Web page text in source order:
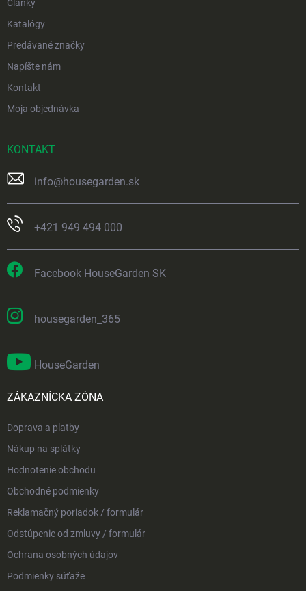
Články
Katalógy
Predávané značky
Napíšte nám
Kontakt
Moja objednávka
KONTAKT
info@housegarden.sk
+421 949 494 000
Facebook HouseGarden SK
housegarden_365
HouseGarden
ZÁKAZNÍCKA ZÓNA
Doprava a platby
Nákup na splátky
Hodnotenie obchodu
Obchodné podmienky
Reklamačný poriadok / formulár
Odstúpenie od zmluvy / formulár
Ochrana osobných údajov
Podmienky súťaže